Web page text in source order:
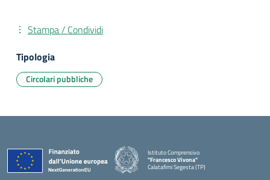
Stampa / Condividi
Tipologia
Circolari pubbliche
Istituto Comprensivo
"Francesco Vivona"
Calatafimi Segesta (TP)
— Visita la pagina iniziale della scuola